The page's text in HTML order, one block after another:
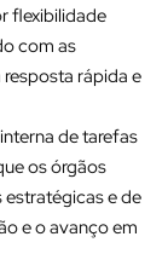
flexibilidade
com as
rápida e
de tarefas
os órgãos
e de
e o avanço em